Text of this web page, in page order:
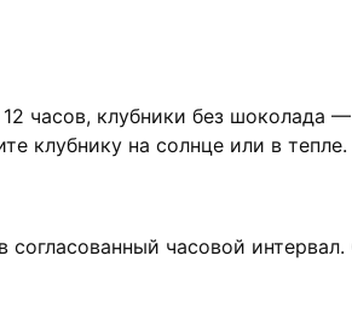
часов, клубники без шоколада
клубнику на солнце или в тепле.
часовой